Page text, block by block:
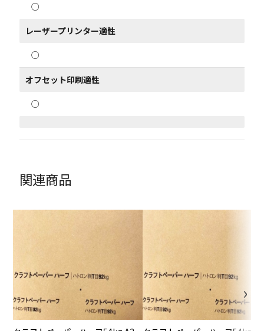
○
レーザープリンター適性
○
オフセット印刷適性
○
関連商品